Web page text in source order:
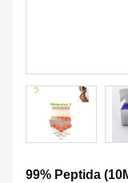
99% Peptida